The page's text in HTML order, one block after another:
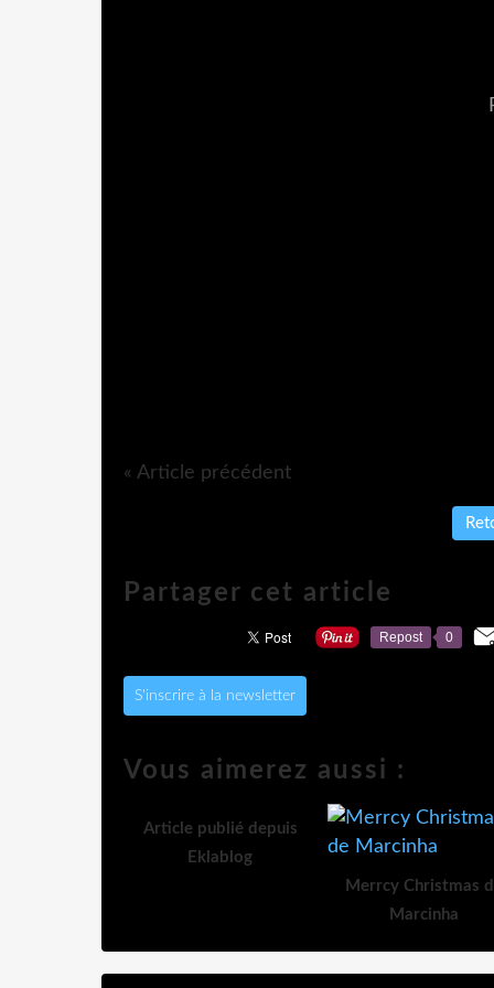
« Article précédent
Partager cet article
Repost 0
S'inscrire à la newsletter
Vous aimerez aussi :
Article publié depuis
Eklablog
Merrcy Christmas
Marcinha